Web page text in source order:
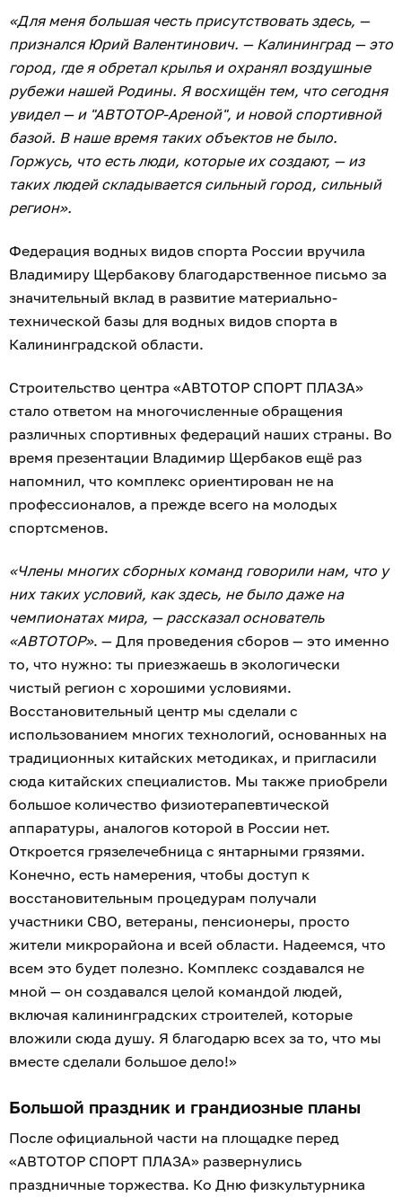
«Для меня большая честь присутствовать здесь, —
признался Юрий Валентинович. — Калининград — это
город, где я обретал крылья и охранял воздушные
рубежи нашей Родины. Я восхищён тем, что сегодня
увидел — и "АВТОТОР-Ареной", и новой спортивной
базой. В наше время таких объектов не было.
Горжусь, что есть люди, которые их создают, — из
таких людей складывается сильный город, сильный
регион».
Федерация водных видов спорта России вручила
Владимиру Щербакову благодарственное письмо за
значительный вклад в развитие материально-
технической базы для водных видов спорта в
Калининградской области.
Строительство центра «АВТОТОР СПОРТ ПЛАЗА»
стало ответом на многочисленные обращения
различных спортивных федераций наших страны. Во
время презентации Владимир Щербаков ещё раз
напомнил, что комплекс ориентирован не на
профессионалов, а прежде всего на молодых
спортсменов.
«Члены многих сборных команд говорили нам, что у
них таких условий, как здесь, не было даже на
чемпионатах мира, — рассказал основатель
«АВТОТОР». — Для проведения сборов — это именно
то, что нужно: ты приезжаешь в экологически
чистый регион с хорошими условиями.
Восстановительный центр мы сделали с
использованием многих технологий, основанных на
традиционных китайских методиках, и пригласили
сюда китайских специалистов. Мы также приобрели
большое количество физиотерапевтической
аппаратуры, аналогов которой в России нет.
Откроется грязелечебница с янтарными грязями.
Конечно, есть намерения, чтобы доступ к
восстановительным процедурам получали
участники СВО, ветераны, пенсионеры, просто
жители микрорайона и всей области. Надеемся, что
всем это будет полезно. Комплекс создавался не
мной — он создавался целой командой людей,
включая калининградских строителей, которые
вложили сюда душу. Я благодарю всех за то, что мы
вместе сделали большое дело!»
Большой праздник и грандиозные планы
После официальной части на площадке перед
«АВТОТОР СПОРТ ПЛАЗА» развернулись
праздничные торжества. Ко Дню физкультурника